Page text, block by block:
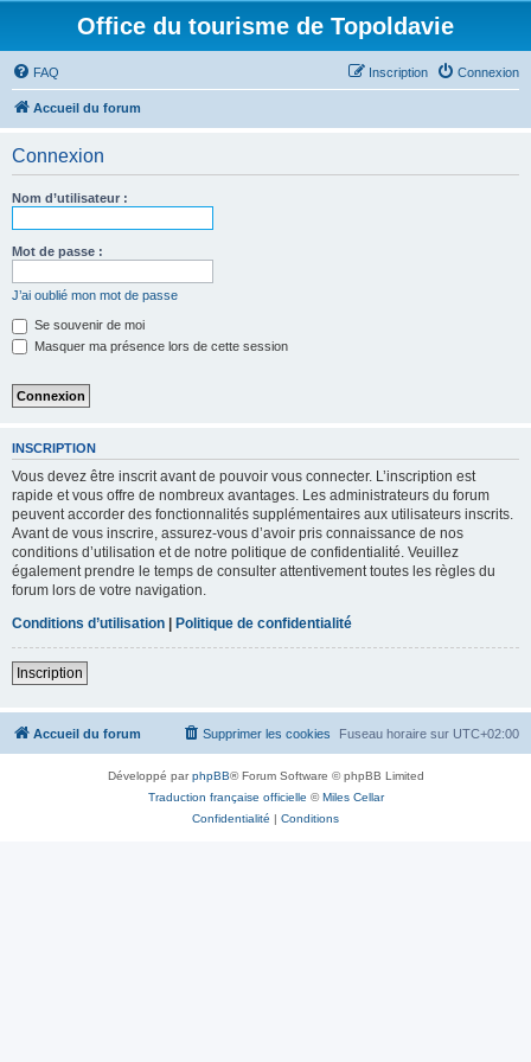
Office du tourisme de Topoldavie
FAQ Connexion
Inscription
Accueil du forum
Connexion
Nom d’utilisateur :
Mot de passe :
J’ai oublié mon mot de passe
Se souvenir de moi
Masquer ma présence lors de cette session
INSCRIPTION
Vous devez être inscrit avant de pouvoir vous connecter. L’inscription est
rapide et vous offre de nombreux avantages. Les administrateurs du forum
peuvent accorder des fonctionnalités supplémentaires aux utilisateurs inscrits.
Avant de vous inscrire, assurez-vous d’avoir pris connaissance de nos
conditions d’utilisation et de notre politique de confidentialité. Veuillez
également prendre le temps de consulter attentivement toutes les règles du
forum lors de votre navigation.
Conditions d’utilisation | Politique de confidentialité
Inscription
Accueil du forum Fuseau horaire sur UTC+02:00
Supprimer les cookies
Développé parphpBB® Forum Software © phpBB Limited
Traduction française officielle ©Miles Cellar
Confidentialité | Conditions